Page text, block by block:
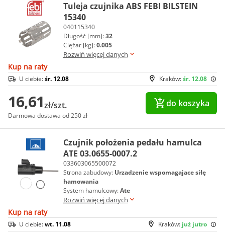
Tuleja czujnika ABS FEBI BILSTEIN
15340
040115340
Długość [mm]:32
Ciężar [kg]:0.005
Rozwiń więcej danych
Kup na raty
Kraków:śr. 12.08
U ciebie:śr. 12.08
16,61zł/szt.
Darmowa dostawa od 250 zł
do koszyka
Czujnik położenia pedału hamulca
ATE 03.0655-0007.2
033603065500072
Strona zabudowy: Urzadzenie wspomagajace siłę
hamowania
System hamulcowy:Ate
Rozwiń więcej danych
Kup na raty
Kraków: już jutro
U ciebie:wt. 11.08